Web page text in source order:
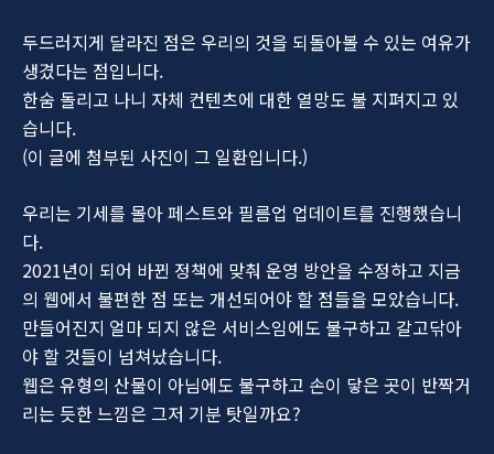
두드러지게 달라진 점은 우리의 것을 되돌아볼 수 있는 여유가
생겼다는 점입니다.
한숨 돌리고 나니 자체 컨텐츠에 대한 열망도 불 지펴지고 있
습니다.
(이 글에 첨부된 사진이 그 일환입니다.)
우리는 기세를 몰아 페스트와 필름업 업데이트를 진행했습니
다.
2021년이 되어 바뀐 정책에 맞춰 운영 방안을 수정하고 지금
의 웹에서 불편한 점 또는 개선되어야 할 점들을 모았습니다.
만들어진지 얼마 되지 않은 서비스임에도 불구하고 갈고닦아
야 할 것들이 넘쳐났습니다.
웹은 유형의 산물이 아님에도 불구하고 손이 닿은 곳이 반짝거
리는 듯한 느낌은 그저 기분 탓일까요?